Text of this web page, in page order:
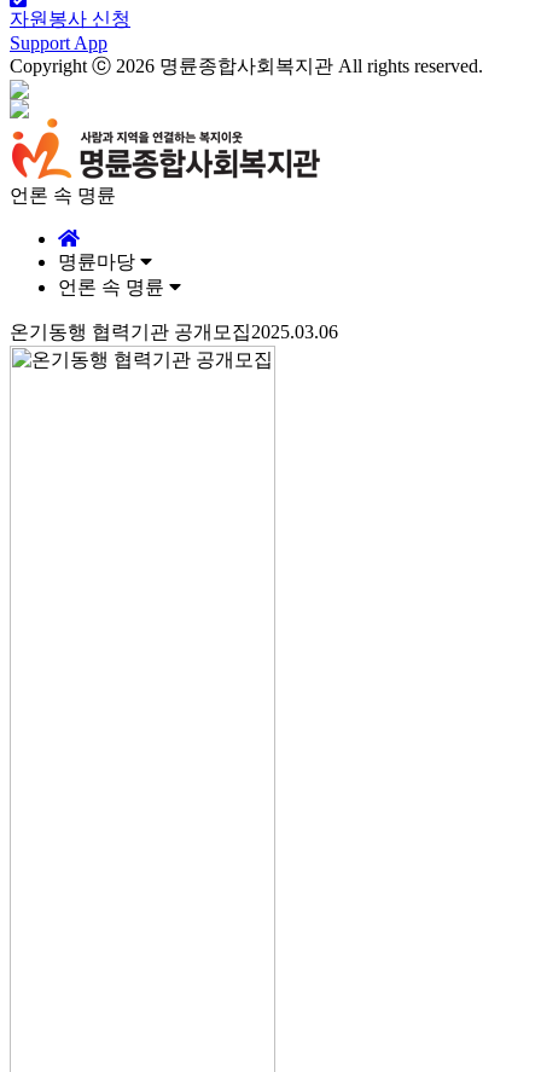
자원봉사 신청
Support App
Copyright ⓒ 2026 명륜종합사회복지관 All rights reserved.
언론 속 명륜
명륜마당
언론 속 명륜
온기동행 협력기관 공개모집2025.03.06